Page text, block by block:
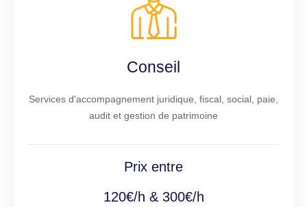
Conseil
Services d'accompagnement juridique, fiscal, social, paie,
audit et gestion de patrimoine
Prix entre
120€/h & 300€/h